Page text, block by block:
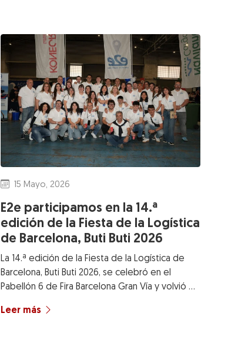
15 Mayo, 2026
E2e participamos en la 14.ª
edición de la Fiesta de la Logística
de Barcelona, Buti Buti 2026
La 14.ª edición de la Fiesta de la Logística de
Barcelona, Buti Buti 2026, se celebró en el
Pabellón 6 de Fira Barcelona Gran Vía y volvió …
Leer más